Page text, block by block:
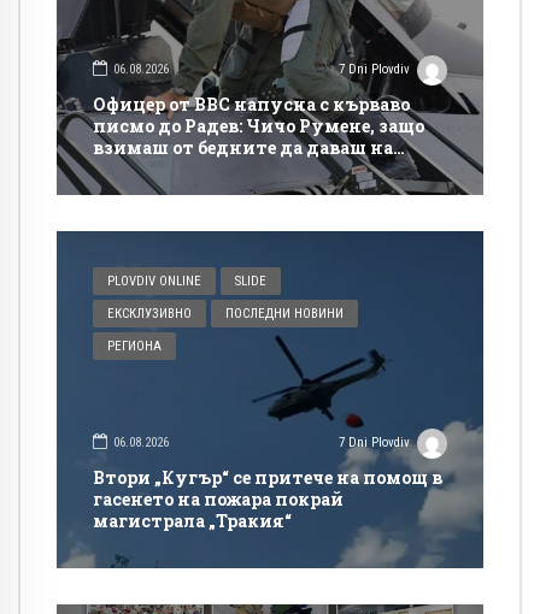
06.08.2026 7 Dni Plovdiv
Офицер от ВВС напусна с кърваво
писмо до Радев: Чичо Румене, защо
взимаш от бедните да даваш на
богатите?
PLOVDIV ONLINE SLIDE
ЕКСКЛУЗИВНО ПОСЛЕДНИ НОВИНИ
РЕГИОНА
06.08.2026 7 Dni Plovdiv
Втори „Кугър“ се притече на помощ в
гасенето на пожара покрай
магистрала „Тракия“